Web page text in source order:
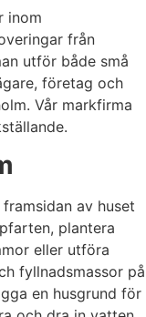
inom
från
utför både små
företag och
Vår markfirma
av huset
plantera
eller utföra
fyllnadsmassor på
en husgrund för